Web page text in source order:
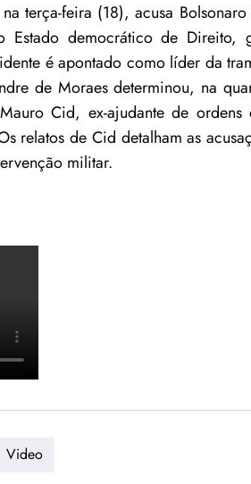
terça-feira (18), acusa
Estado democrático de
é apontado como líder da
de Moraes determinou, na
Cid, ex-ajudante de
relatos de Cid detalham as
militar.
Video